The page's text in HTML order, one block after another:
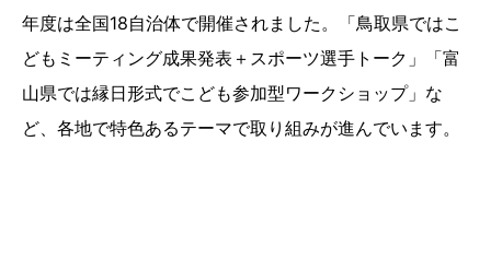
年度は全国18自治体で開催されました。「鳥取県ではこ
どもミーティング成果発表＋スポーツ選手トーク」「富
山県では縁日形式でこども参加型ワークショップ」な
ど、各地で特色あるテーマで取り組みが進んでいます。